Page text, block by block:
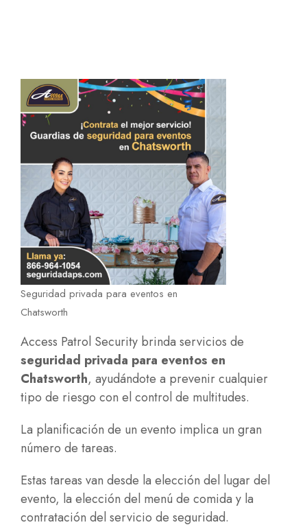
Seguridad privada para eventos en
Chatsworth
Access Patrol Security brinda servicios de
seguridad privada para eventos en
Chatsworth, ayudándote a prevenir cualquier
tipo de riesgo con el control de multitudes.
La planificación de un evento implica un gran
número de tareas.
Estas tareas van desde la elección del lugar del
evento, la elección del menú de comida y la
contratación del servicio de seguridad.